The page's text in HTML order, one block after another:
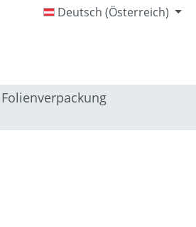
Deutsch (Österreich)
Folienverpackung